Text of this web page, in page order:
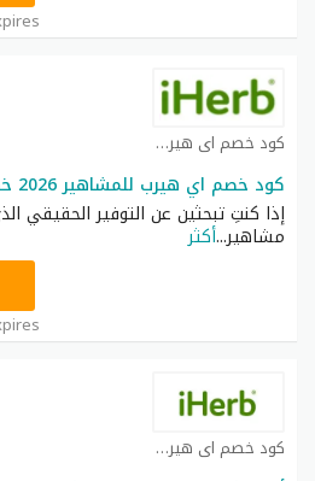
كود خصم اي هيرب كوبون
كود خصم اي هيرب للمشاهير 2026 خصم 40% + شحن مجاني
إذا كنتِ تبحثين عن التوفير الحقيقي
مشاهير...أكثر
كود خصم اي هيرب كوبون